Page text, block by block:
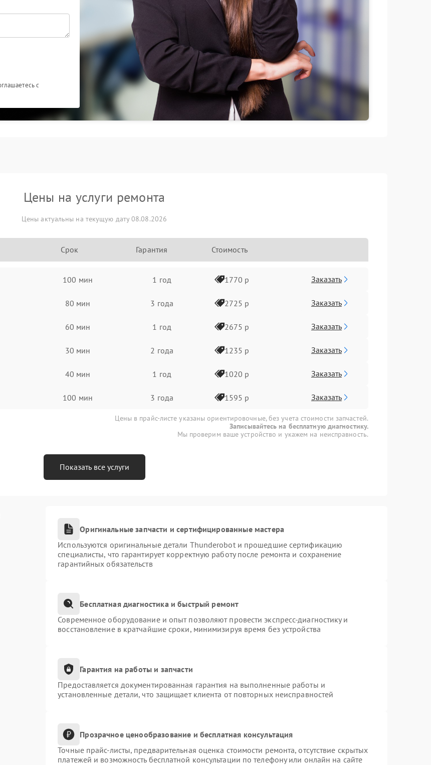
с
Цены на услуги ремонта
Цены актуальны на текущую дату 08.08.2026
Срок Гарантия Стоимость
100 мин 1 год 1770 р Заказать
80 мин 3 года 2725 р Заказать
60 мин 1 год 2675 р Заказать
30 мин 2 года 1235 р Заказать
40 мин 1 год 1020 р Заказать
100 мин 3 года 1595 р Заказать
Цены в прайс-листе указаны ориентировочные, без учета стоимости запчастей.
Записывайтесь на бесплатную диагностику.
Мы проверим ваше устройство и укажем на неисправность.
Показать все услуги
Оригинальные запчасти и сертифицированные мастера
Используются оригинальные детали Thunderobot и прошедшие сертификацию
специалисты, что гарантирует корректную работу после ремонта и сохранение
гарантийных обязательств
Бесплатная диагностика и быстрый ремонт
Современное оборудование и опыт позволяют провести экспресс-диагностику и
восстановление в кратчайшие сроки, минимизируя время без устройства
Гарантия на работы и запчасти
Предоставляется документированная гарантия на выполненные работы и
установленные детали, что защищает клиента от повторных неисправностей
Прозрачное ценообразование и бесплатная консультация
Точные прайс-листы, предварительная оценка стоимости ремонта, отсутствие скрытых
платежей и возможность бесплатной консультации по телефону или онлайн на сайте